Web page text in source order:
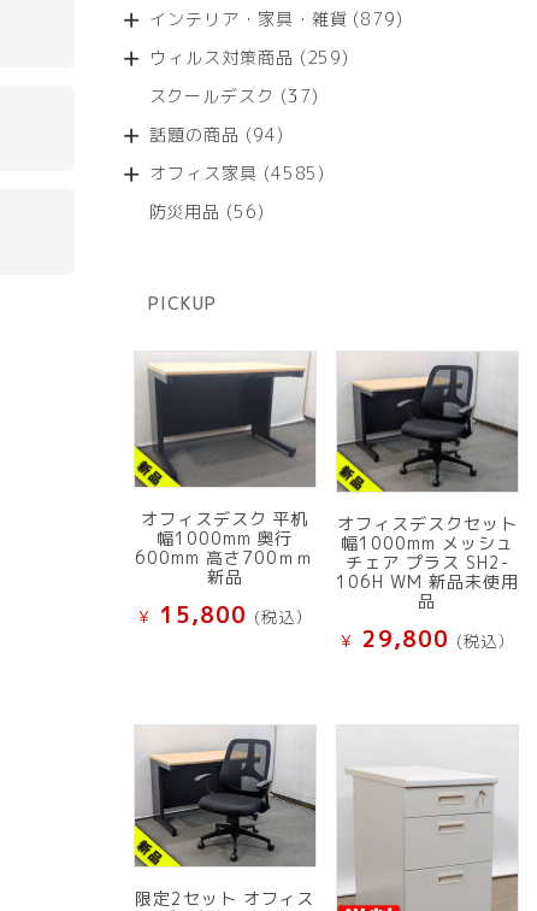
商
の
商
インテリア・家具・雑貨 879879
ウィルス対策商品 259259
スクールデスク 3737
商
話題の商品 9494
の
オフィス家具 45854585
防災用品 5656
PICKUP
オフィスデスク 平机
幅1000mm 奥行
600mm 高さ700ｍｍ
新品
¥ 15,800 (税込）
オフィスデスクセット
幅1000mm メッシュ
チェア プラス SH2-
106H WM 新品未使用
品
¥ 29,800 (税込）
限定2セット オフィス